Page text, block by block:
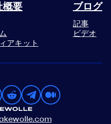
概要
アキット
ブログ
記事
ビデオ